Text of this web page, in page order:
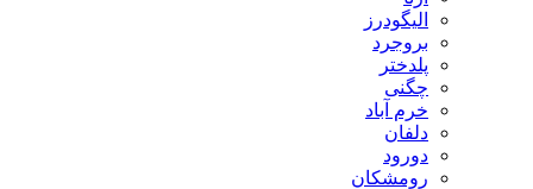
الیگودرز
بروجرد
پلدختر
چگنی
خرم آباد
دلفان
دورود
رومشکان